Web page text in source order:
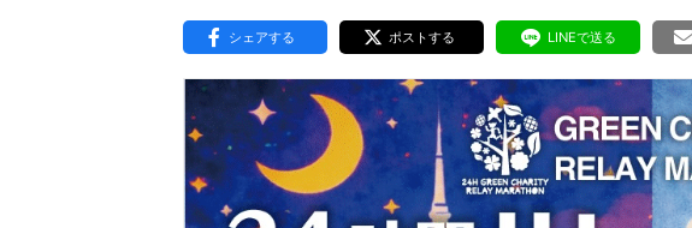
VLNポイントとは
東京2020大会の軌跡
シティキャスト
おもてなし語学ボランティア
シェアする ポストする LINEで送る